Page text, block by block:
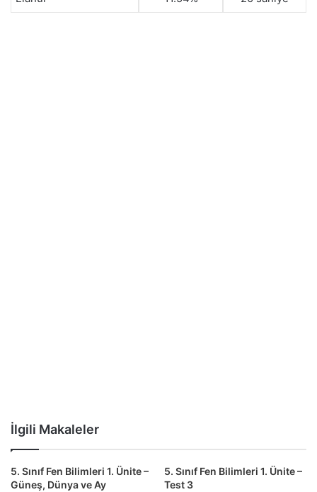
İlgili Makaleler
5. Sınıf Fen Bilimleri 1. Ünite –
Güneş, Dünya ve Ay
5. Sınıf Fen Bilimleri 1. Ünite –
Test 3